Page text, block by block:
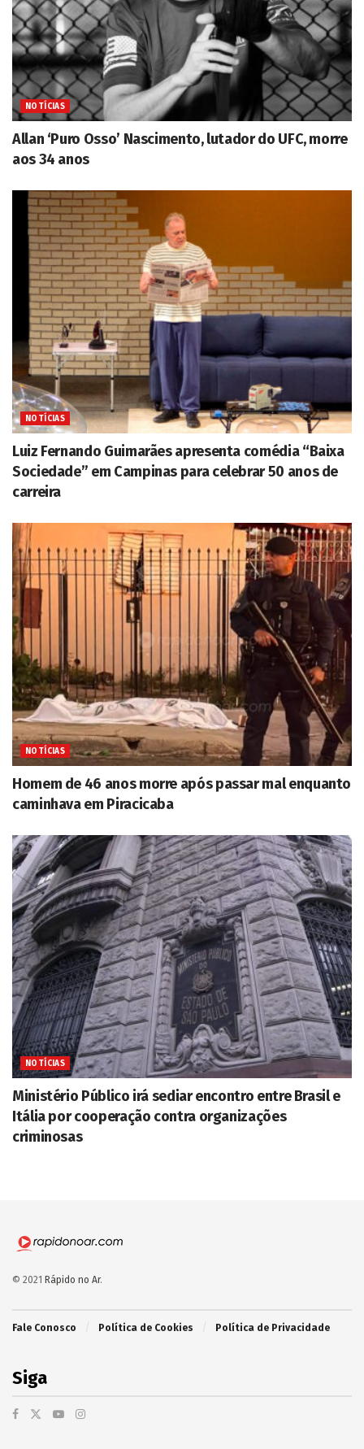
NOTÍCIAS
Allan ‘Puro Osso’ Nascimento, lutador do UFC, morre
aos 34 anos
NOTÍCIAS
Luiz Fernando Guimarães apresenta comédia “Baixa
Sociedade” em Campinas para celebrar 50 anos de
carreira
NOTÍCIAS
Homem de 46 anos morre após passar mal enquanto
caminhava em Piracicaba
NOTÍCIAS
Ministério Público irá sediar encontro entre Brasil e
Itália por cooperação contra organizações
criminosas
© 2021 Rápido no Ar.
Fale Conosco Política de Cookies Política de Privacidade
Siga